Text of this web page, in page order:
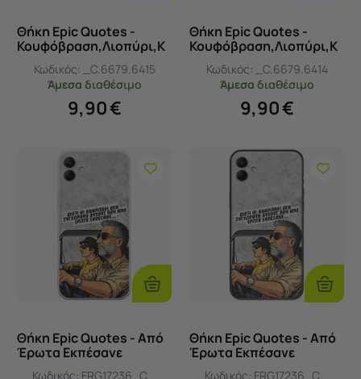
Θήκη Epic Quotes -
Κουφόβραση,Λιοπύρι,Κ
αύσων! Samsung Galaxy
F04 Black TPU (Μαύρη
Σιλικόνη)
Κωδικός:
_C.6679.6415
Άμεσα διαθέσιμο
9,90€
Θήκη Epic Quotes -
Κουφόβραση,Λιοπύρι,Κ
αύσων! Samsung Galaxy
F04 Flexible TPU
(Διάφανη Σιλικόνη)
Κωδικός:
_C.6679.6414
Άμεσα διαθέσιμο
9,90€
Προσθήκη
Στο
Καλάθι
Θήκη Epic Quotes - Από
Έρωτα Εκπέσανε
Samsung Galaxy F04
Κωδικός: FRG17236_C...
Στο
Καλάθι
Θήκη Epic Quotes - Από
Έρωτα Εκπέσανε
Samsung Galaxy F04
Κωδικός: FRG17236_C...